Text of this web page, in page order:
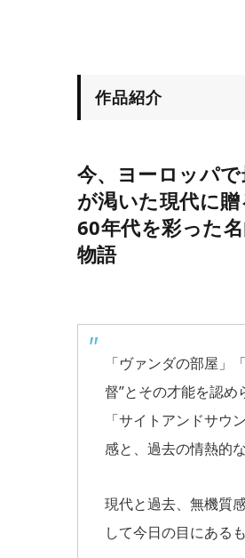
作品紹介
今、ヨーロッパ
が渇いた現代に贈
60年代を彩った
物語
「ヴァンダの部屋」
督”とその才能を認
「サイトアンドサ
感と、過去の情熱的
現代と過去、無機質
して今日の目にある